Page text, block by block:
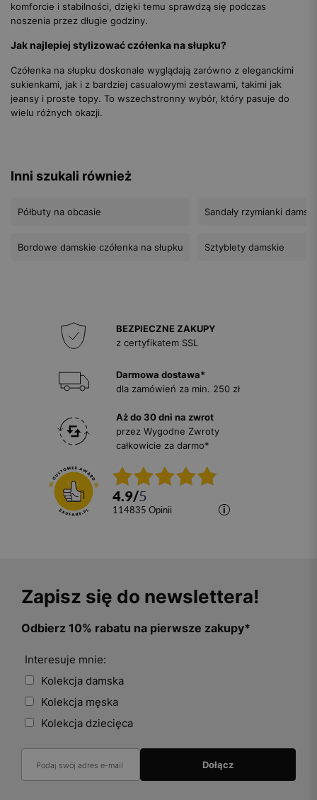
komforcie i stabilności, dzięki temu sprawdzą się podczas
noszenia przez długie godziny.
Jak najlepiej stylizować czółenka na słupku?
Czółenka na słupku doskonale wyglądają zarówno z eleganckimi
sukienkami, jak i z bardziej casualowymi zestawami, takimi jak
jeansy i proste topy. To wszechstronny wybór, który pasuje do
wielu różnych okazji.
Inni szukali również
Półbuty na obcasie
Bordowe damskie czółenka na słupku
Sandały rzymianki
Sztyblety damskie
BEZPIECZNE ZAKUPY
z certyfikatem SSL
Darmowa dostawa*
dla zamówień za min. 250 zł
Aż do 30 dni na zwrot
przez Wygodne Zwroty
całkowicie za darmo*
4.9/5
114835 opinii
Zapisz się do newslettera!
Odbierz 10% rabatu na pierwsze zakupy*
Interesuje mnie:
Kolekcja damska
Kolekcja męska
Kolekcja dziecięca